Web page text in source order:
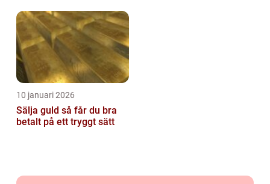
10 januari 2026
Sälja guld så får du bra
betalt på ett tryggt sätt